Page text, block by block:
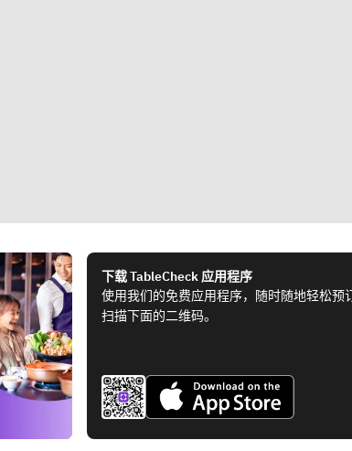
下载 TableCheck 应用程序
使用我们的免费应用程序，随时随地轻松预
扫描下面的二维码。